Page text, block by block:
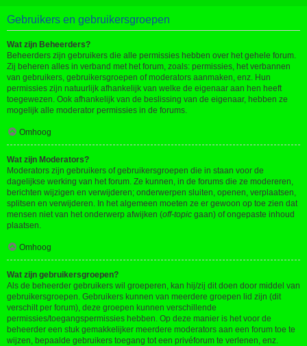
Gebruikers en gebruikersgroepen
Wat zijn Beheerders?
Beheerders zijn gebruikers die alle permissies hebben over het gehele forum.
Zij beheren alles in verband met het forum, zoals: permissies, het verbannen
van gebruikers, gebruikersgroepen of moderators aanmaken, enz. Hun
permissies zijn natuurlijk afhankelijk van welke de eigenaar aan hen heeft
toegewezen. Ook afhankelijk van de beslissing van de eigenaar, hebben ze
mogelijk alle moderator permissies in de forums.
Omhoog
Wat zijn Moderators?
Moderators zijn gebruikers of gebruikersgroepen die in staan voor de
dagelijkse werking van het forum. Ze kunnen, in de forums die ze modereren,
berichten wijzigen en verwijderen; onderwerpen sluiten, openen, verplaatsen,
splitsen en verwijderen. In het algemeen moeten ze er gewoon op toe zien dat
mensen niet van het onderwerp afwijken (off-topic gaan) of ongepaste inhoud
plaatsen.
Omhoog
Wat zijn gebruikersgroepen?
Als de beheerder gebruikers wil groeperen, kan hij/zij dit doen door middel van
gebruikersgroepen. Gebruikers kunnen van meerdere groepen lid zijn (dit
verschilt per forum), deze groepen kunnen verschillende
permissies/toegangspermissies hebben. Op deze manier is het voor de
beheerder een stuk gemakkelijker meerdere moderators aan een forum toe te
wijzen, bepaalde gebruikers toegang tot een privéforum te verlenen, enz.